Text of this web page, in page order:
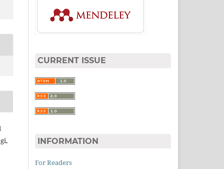
CURRENT ISSUE
INFORMATION
For Readers